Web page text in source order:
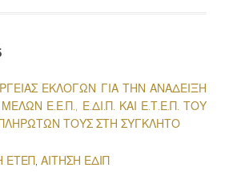
ΕΚΛΟΓΩΝ ΓΙΑ ΤΗΝ ΑΝΑΔΕΙΞΗ
Ε.Ε.Π., Ε.ΔΙ.Π. ΚΑΙ Ε.Τ.Ε.Π. ΤΟΥ
ΤΟΥΣ ΣΤΗ ΣΥΓΚΛΗΤΟ
ΕΤΕΠ ΑΙΤΗΣΗ ΕΔΙΠ